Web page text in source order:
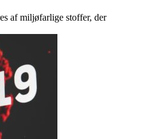
af miljøfarlige stoffer, der